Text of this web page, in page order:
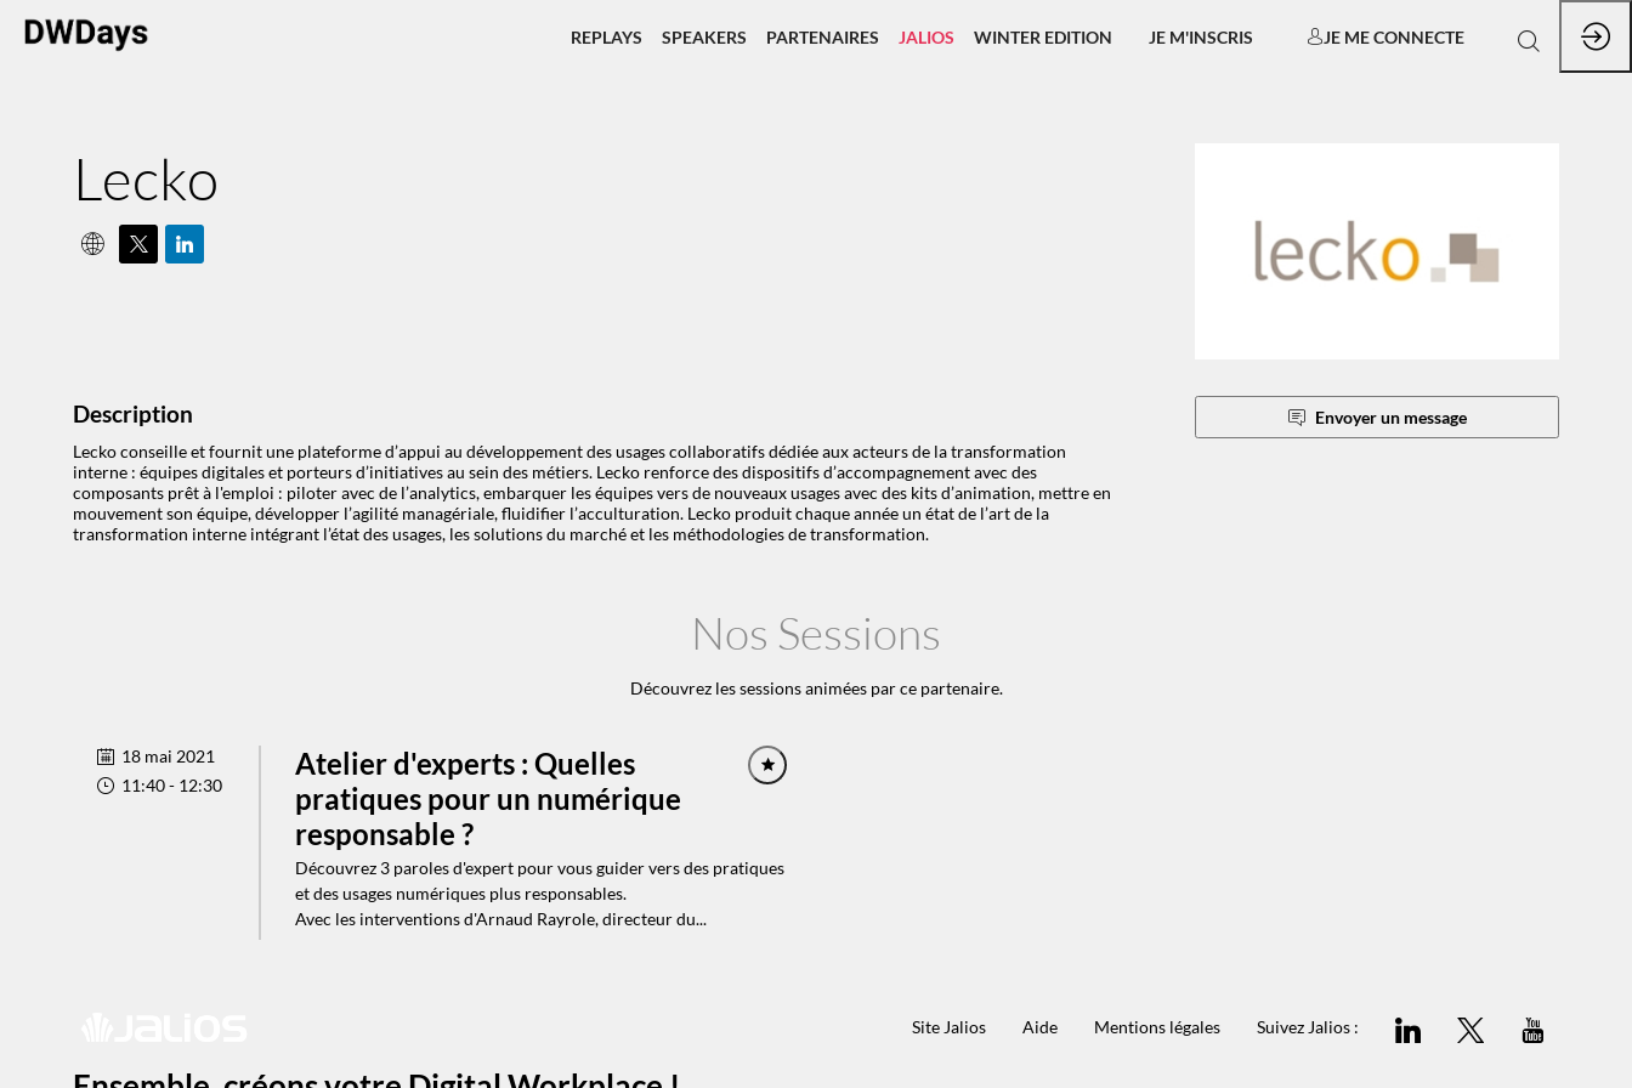
REPLAYS SPEAKERS PARTENAIRES JALIOS WINTER EDITION JE M'INSCRIS JE ME CONNECTE
Lecko
Envoyer un message
Description
Lecko conseille et fournit une plateforme d’appui au développement des usages collaboratifs dédiée aux acteurs de la transformation
interne : équipes digitales et porteurs d’initiatives au sein des métiers. Lecko renforce des dispositifs d’accompagnement avec des
composants prêt à l'emploi : piloter avec de l’analytics, embarquer les équipes vers de nouveaux usages avec des kits d’animation, mettre en
mouvement son équipe, développer l’agilité managériale, fluidifier l’acculturation. Lecko produit chaque année un état de l’art de la
transformation interne intégrant l’état des usages, les solutions du marché et les méthodologies de transformation.
Nos Sessions
Découvrez les sessions animées par ce partenaire.
18 mai 2021
11:40 - 12:30
Atelier d'experts : Quelles
pratiques pour un numérique
responsable ?
Découvrez 3 paroles d'expert pour vous guider vers des pratiques
et des usages numériques plus responsables.
Avec les interventions d'Arnaud Rayrole, directeur du...
Site Jalios Aide Mentions légales Suivez Jalios :